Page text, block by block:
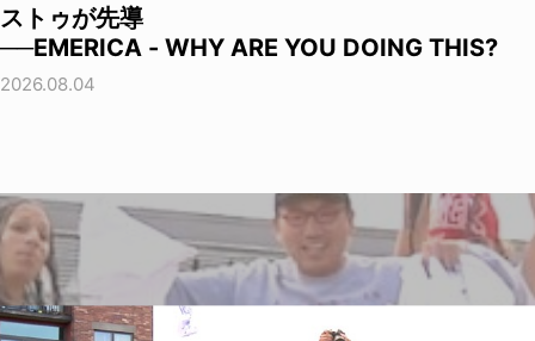
ストゥが先導
──EMERICA - WHY ARE YOU DOING THIS?
2026.08.04